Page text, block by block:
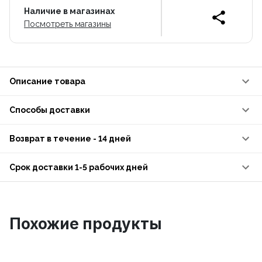
Наличие в магазинах
Посмотреть магазины
Описание товара
Способы доставки
Возврат в течение - 14 дней
Срок доставки 1-5 рабочих дней
Похожие продукты